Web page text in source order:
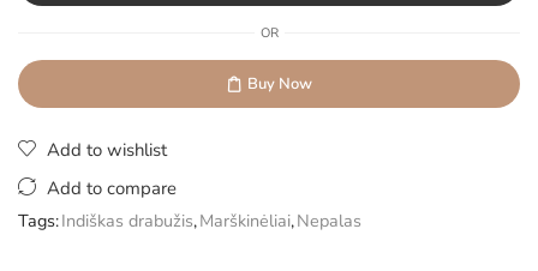
OR
Buy Now
Add to wishlist
Add to compare
Tags:Indiškas drabužis,Marškinėliai,Nepalas